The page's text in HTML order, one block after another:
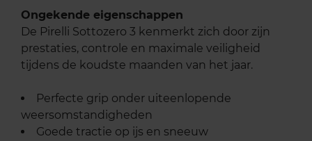
Ongekende eigenschappen
De Pirelli Sottozero 3 kenmerkt zich door zijn
prestaties, controle en maximale veiligheid
tijdens de koudste maanden van het jaar.
Perfecte grip onder uiteenlopende
weersomstandigheden
Goede tractie op ijs en sneeuw